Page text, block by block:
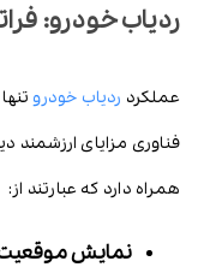
ردیاب خودرو:
عملکرد ردیاب خودرو
فناوری مزایای ارزشمند
همراه دارد که عبارتند از:
نمایش